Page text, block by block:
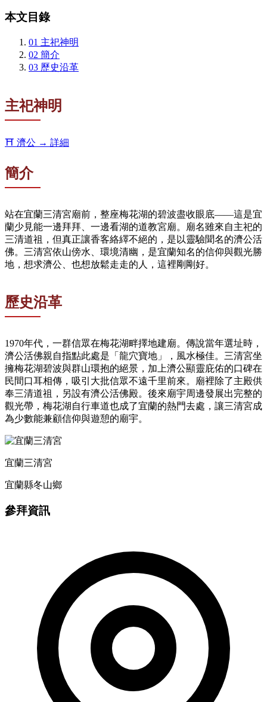
本文目錄
01 主祀神明
02 簡介
03 歷史沿革
主祀神明
⛩️ 濟公 → 詳細
簡介
站在宜蘭三清宮廟前，整座梅花湖的碧波盡收眼底——這是宜
蘭少見能一邊拜拜、一邊看湖的道教宮廟。廟名雖來自主祀的
三清道祖，但真正讓香客絡繹不絕的，是以靈驗聞名的濟公活
佛。三清宮依山傍水、環境清幽，是宜蘭知名的信仰與觀光勝
地，想求濟公、也想放鬆走走的人，這裡剛剛好。
歷史沿革
1970年代，一群信眾在梅花湖畔擇地建廟。傳說當年選址時，
濟公活佛親自指點此處是「龍穴寶地」，風水極佳。三清宮坐
擁梅花湖碧波與群山環抱的絕景，加上濟公顯靈庇佑的口碑在
民間口耳相傳，吸引大批信眾不遠千里前來。廟裡除了主殿供
奉三清道祖，另設有濟公活佛殿。後來廟宇周邊發展出完整的
觀光帶，梅花湖自行車道也成了宜蘭的熱門去處，讓三清宮成
為少數能兼顧信仰與遊憩的廟宇。
宜蘭三清宮
宜蘭縣冬山鄉
參拜資訊